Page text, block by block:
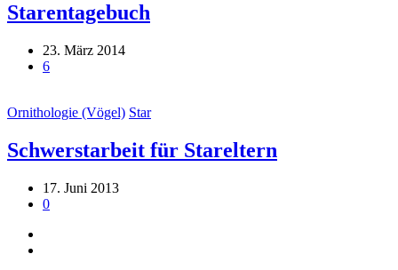
Starentagebuch
23. März 2014
6
Ornithologie (Vögel) Star
Schwerstarbeit für Stareltern
17. Juni 2013
0